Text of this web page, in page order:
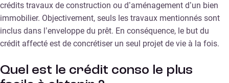
crédits travaux de construction ou d’aménagement d’un bien
immobilier. Objectivement, seuls les travaux mentionnés sont
inclus dans l’enveloppe du prêt. En conséquence, le but du
crédit affecté est de concrétiser un seul projet de vie à la fois.
Quel est le crédit conso le plus